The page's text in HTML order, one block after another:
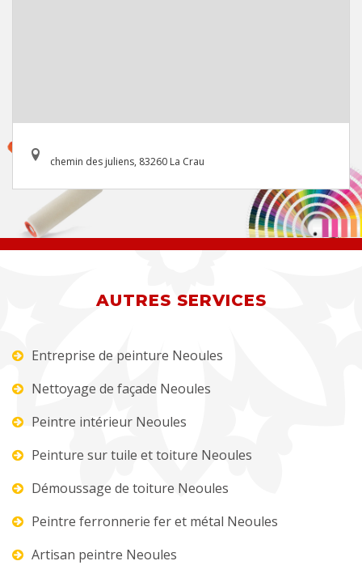
chemin des juliens, 83260 La Crau
AUTRES SERVICES
Entreprise de peinture Neoules
Nettoyage de façade Neoules
Peintre intérieur Neoules
Peinture sur tuile et toiture Neoules
Démoussage de toiture Neoules
Peintre ferronnerie fer et métal Neoules
Artisan peintre Neoules